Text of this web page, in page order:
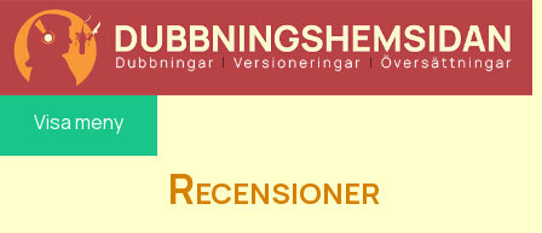
Visa meny
Recensioner